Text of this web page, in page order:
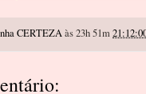
CERTEZAàs 23h 51m